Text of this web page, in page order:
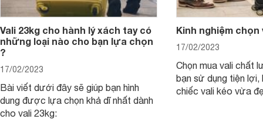
Vali 23kg cho hành lý xách tay có
những loại nào cho bạn lựa chọn
?
17/02/2023
Bài viết dưới đây sẽ giúp bạn hình
dung được lựa chọn khả dĩ nhất dành
cho vali 23kg:
Kinh nghiệm chọn
17/02/2023
Chọn mua vali chất
bạn sử dụng tiện
chiếc vali kéo vừa